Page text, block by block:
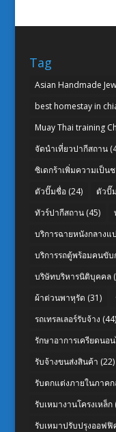
Tag
Asian Handmade
best homestay in
Muay Thai training
จัดนำเที่ยวปากีสถาน
ซิเดกร้าเพิ่มความเป็น
ตัวปั๊มชื่อ(24) ตัวปั๊
ทัวร์ปากีสถาน(45)
บริการฉายหนังกลางแ
บริการรถตู้พร้อมคนขับ
บริษัทบริหารนิติบุคคล
ผ้าต่วนพาหุรัด (31)
รถเทรลเลอร์รับจ้าง (44)
รักษาอาการเครียดนอ
รับจ้างขนส่งสินค้า (22)
รับตกแต่งภายในภาคก
รับเหมางานโครงเหล็ก
รับเหมาปรับปรุงออฟฟิ